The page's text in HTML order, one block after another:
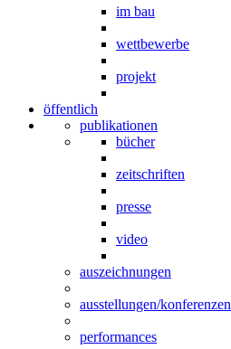
im bau
wettbewerbe
projekt
öffentlich
publikationen
bücher
zeitschriften
presse
video
auszeichnungen
ausstellungen/konferenzen
performances